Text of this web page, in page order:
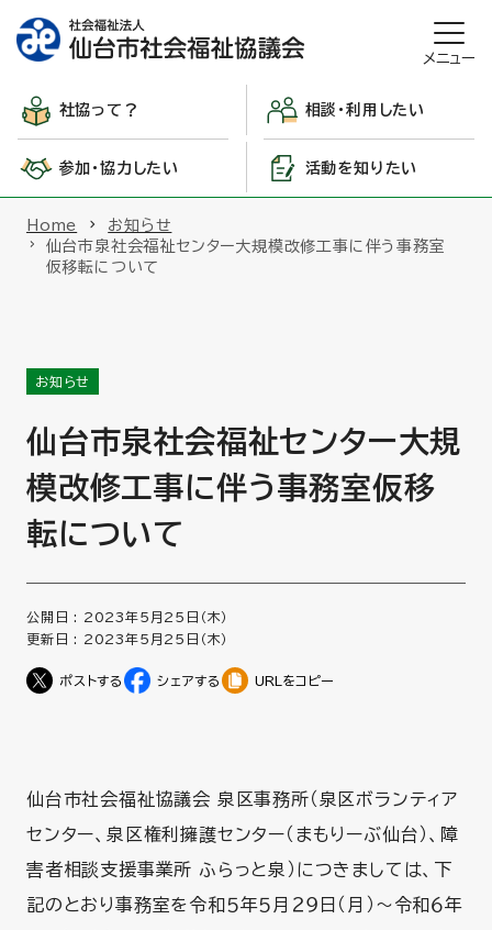
メニュー
社協って？ 相談・利用したい
参加・協力したい 活動を知りたい
Home
お知らせ
仙台市泉社会福祉センター大規模改修工事に伴う事務室
仮移転について
お知らせ
仙台市泉社会福祉センター大規
模改修工事に伴う事務室仮移
転について
公開日 : 2023年5月25日（木）
更新日 : 2023年5月25日（木）
URLをコピー
仙台市社会福祉協議会 泉区事務所（泉区ボランティア
センター、泉区権利擁護センター（まもりーぶ仙台）、障
害者相談支援事業所 ふらっと泉）につきましては、下
記のとおり事務室を令和５年５月２９日（月）～令和６年